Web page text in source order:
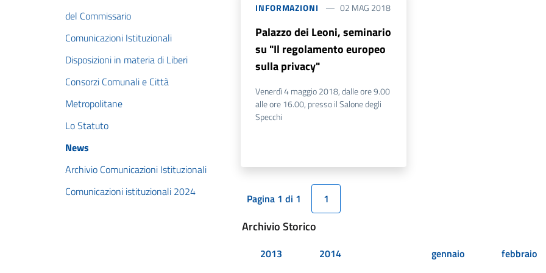
del Commissario
Comunicazioni Istituzionali
Disposizioni in materia di Liberi
Consorzi Comunali e Città
Metropolitane
Lo Statuto
News
Archivio Comunicazioni Istituzionali
Comunicazioni istituzionali 2024
INFORMAZIONI 02 MAG 2018
Palazzo dei Leoni, seminario
su "Il regolamento europeo
sulla privacy"
Venerdì 4 maggio 2018, dalle ore 9.00
alle ore 16.00, presso il Salone degli
Specchi
Pagina 1 di 1 1
Archivio Storico
2013
2014
gennaio
febbraio